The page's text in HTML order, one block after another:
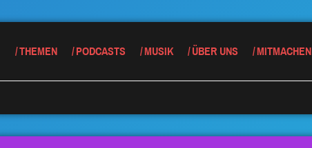
THEMEN PODCASTS MUSIK ÜBER UNS MITMACHEN